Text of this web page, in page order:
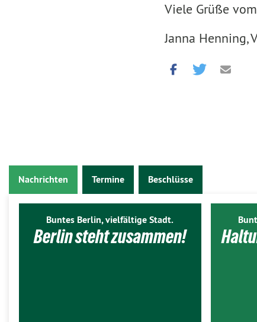
Viele Grüße
Janna Henning,
Nachrichten Termine Beschlüsse
Buntes Berlin, vielfältige Stadt.
Berlin steht zusammen!